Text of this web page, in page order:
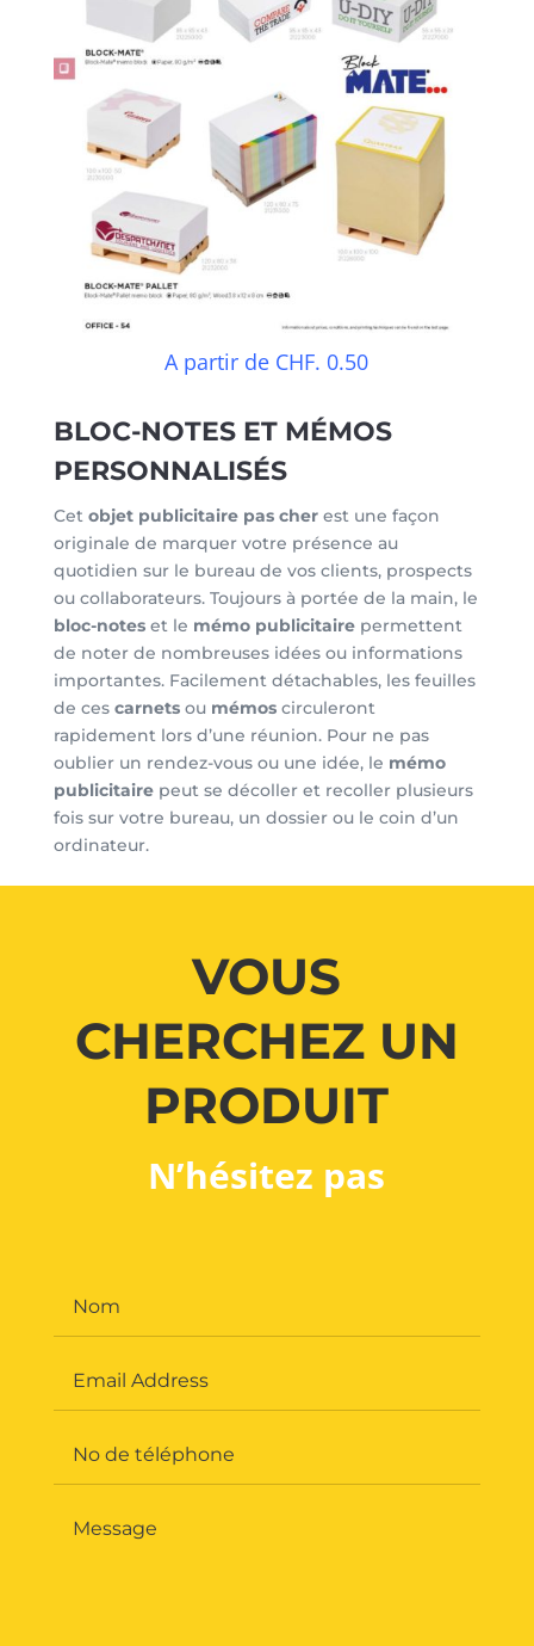
A partir de CHF. 0.50
BLOC-NOTES ET MÉMOS
PERSONNALISÉS
Cet objet publicitaire pas cher est une façon
originale de marquer votre présence au
quotidien sur le bureau de vos clients, prospects
ou collaborateurs. Toujours à portée de la main, le
bloc-noteset le mémo publicitaire permettent
de noter de nombreuses idées ou informations
importantes. Facilement détachables, les feuilles
de ces carnetsou mémoscirculeront
rapidement lors d’une réunion. Pour ne pas
oublier un rendez-vous ou une idée, le mémo
publicitairepeut se décoller et recoller plusieurs
fois sur votre bureau, un dossier ou le coin d’un
ordinateur.
VOUS
CHERCHEZ UN
PRODUIT
N’hésitez pas